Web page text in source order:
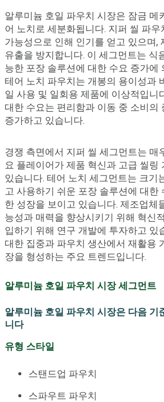
알루미늄 호일 파우치 시장은 잠금 메
어 노치로 세분화됩니다. 지퍼 씰 파
가능성으로 인해 인기를 얻고 있으며,
유출을 방지합니다. 이 세그먼트는 식
능한 포장 솔루션에 대한 수요 증가에
테어 노치 파우치는 개봉의 용이성과
일 사용 및 일회용 제품에 이상적입니
대한 수요는 편리함과 이동 중 소비의
증가하고 있습니다.
경쟁 측면에서 지퍼 씰 세그먼트는 매
요 플레이어가 제품 혁신과 고급 씰링
있습니다. 테어 노치 세그먼트는 크기
고 사용하기 쉬운 포장 솔루션에 대한
한 성장을 보이고 있습니다. 제조업체
능성과 매력을 향상시키기 위해 혁신
입하기 위해 연구 개발에 투자하고 있
대한 집중과 파우치 생산에서 재활용
장을 형성하는 주요 트렌드입니다.
알루미늄 호일 파우치 시장 세그먼트
알루미늄 호일 파우치 시장은 다음 기
니다
유형 스타일
스탠드업 파우치
스파우트 파우치